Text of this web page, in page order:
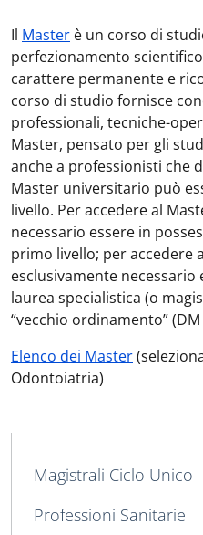
Il Master è un corso di
perfezionamento
carattere permanente e
corso di studio fornisce
professionali, tecniche-
Master, pensato per gli
anche a professionisti che
Master universitario può
livello. Per accedere al
necessario essere in
primo livello; per accedere
esclusivamente necessario
laurea specialistica (o
“vecchio ordinamento”
Elenco dei Master
Odontoiatria)
MAIN NAVIGATION
Magistrali Ciclo Unico
Professioni Sanitarie